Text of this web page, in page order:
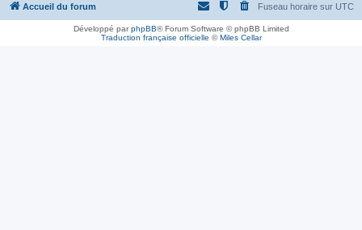
Accueil du forum Fuseau horaire sur UTC
Développé parphpBB® Forum Software © phpBB Limited
Traduction française officielle ©Miles Cellar